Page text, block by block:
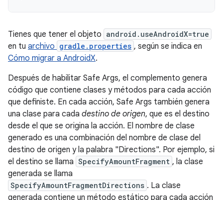
Tienes que tener el objeto android.useAndroidX=true
en tu archivo gradle.properties , según se indica en
Cómo migrar a AndroidX.
Después de habilitar Safe Args, el complemento genera
código que contiene clases y métodos para cada acción
que definiste. En cada acción, Safe Args también genera
una clase para cada destino de origen, que es el destino
desde el que se origina la acción. El nombre de clase
generado es una combinación del nombre de clase del
destino de origen y la palabra "Directions". Por ejemplo, si
el destino se llama SpecifyAmountFragment , la clase
generada se llama
SpecifyAmountFragmentDirections . La clase
generada contiene un método estático para cada acción